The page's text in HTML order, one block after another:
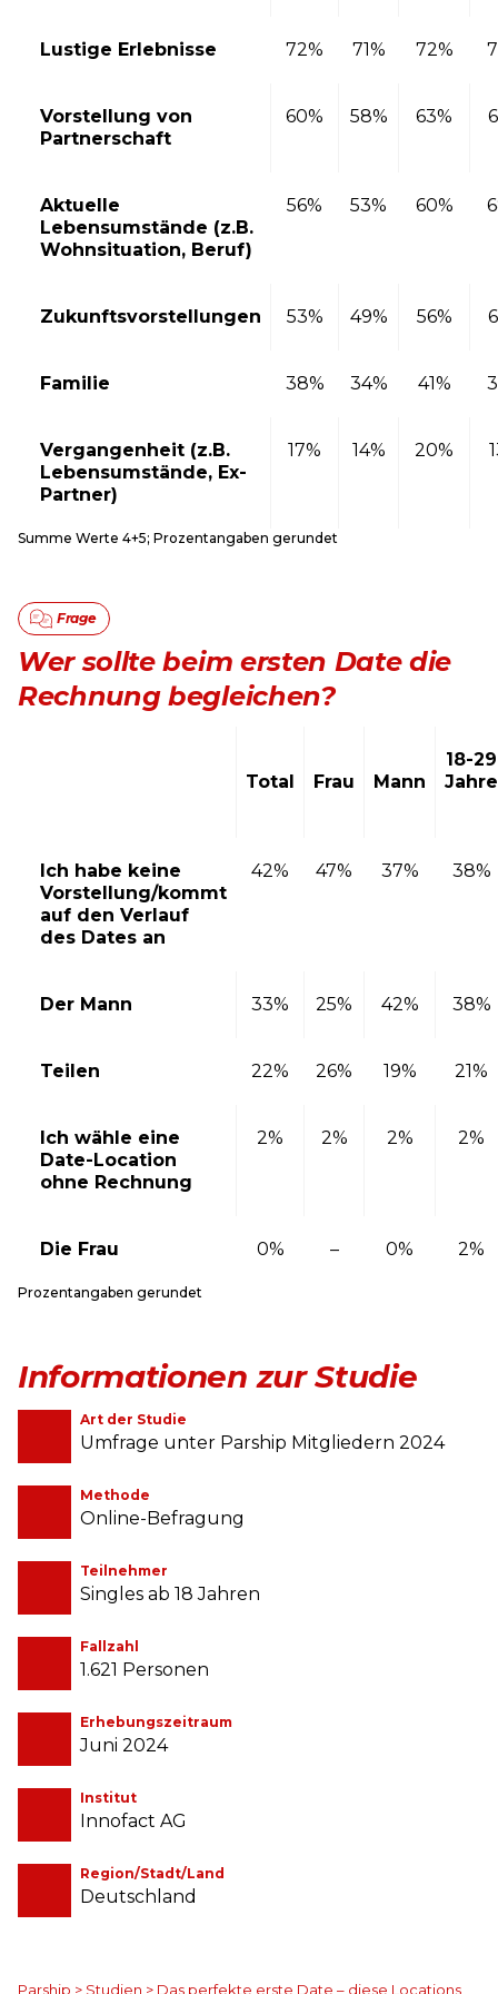
Lustige Erlebnisse 72% 71% 72%
Vorstellung von
Partnerschaft
60% 58% 63%
Aktuelle
Lebensumstände (z.B.
Wohnsituation, Beruf)
56% 53% 60%
Zukunftsvorstellungen 53% 49% 56%
Familie 38% 34% 41%
Vergangenheit (z.B.
Lebensumstände, Ex-
Partner)
17% 14% 20%
Summe Werte 4+5; Prozentangaben gerundet
Wer sollte beim ersten Date die
Rechnung begleichen?
Total Frau Mann
18-29
Jahre
Ich habe keine
Vorstellung/kommt
auf den Verlauf
des Dates an
42% 47% 37% 38%
Der Mann 33% 25% 42% 38%
Teilen 22% 26% 19% 21%
Ich wähle eine
Date-Location
ohne Rechnung
2% 2% 2% 2%
Die Frau 0% – 0% 2%
Prozentangaben gerundet
Informationen zur Studie
Art der Studie
Umfrage unter Parship Mitgliedern 2024
Methode
Online-Befragung
Teilnehmer
Singles ab 18 Jahren
Fallzahl
1.621 Personen
Erhebungszeitraum
Juni 2024
Institut
Innofact AG
Region/Stadt/Land
Deutschland
Parship > Studien > Das perfekte erste Date – diese Locations